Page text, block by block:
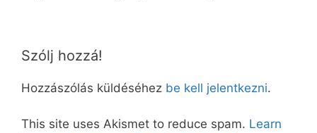
Szólj hozzá!
Hozzászólás küldéséhez be kell jelentkezni.
This site uses Akismet to reduce spam. Learn